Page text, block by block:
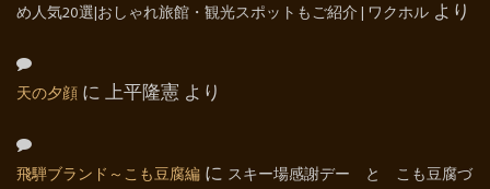
め人気20選|おしゃれ旅館・観光スポットもご紹介 | ワクホル より
天の夕顔 に 上平隆憲 より
飛騨ブランド～こも豆腐編 に スキー場感謝デー と こも豆腐づ